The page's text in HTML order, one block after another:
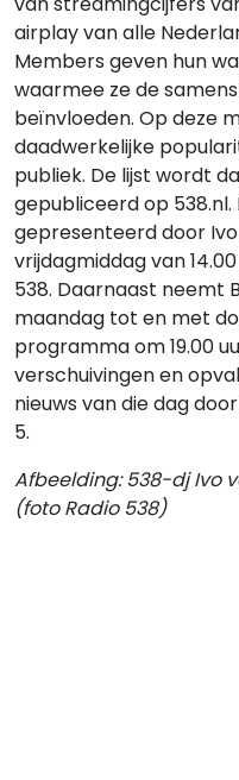
airplay van alle
Members geven hun
waarmee ze de
beïnvloeden. Op deze
daadwerkelijke
publiek. De lijst wordt
gepubliceerd op 538.nl.
gepresenteerd door
vrijdagmiddag van
538. Daarnaast neemt
maandag tot en met
programma om 19.00
verschuivingen en
nieuws van die dag
5.
Afbeelding: 538-dj Ivo
(foto Radio 538)